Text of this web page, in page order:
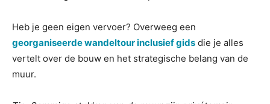
Heb je geen eigen vervoer? Overweeg een
georganiseerde wandeltour inclusief gids die je alles
vertelt over de bouw en het strategische belang van de
muur.